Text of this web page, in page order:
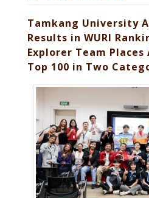
Tamkang University
Results in WURI
Explorer Team Places
Top 100 in Two